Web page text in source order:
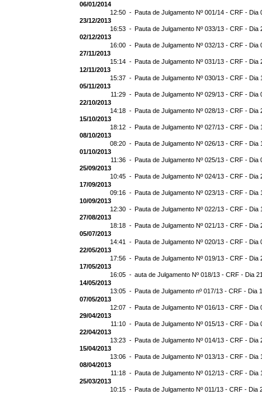
06/01/2014
12:50 - Pauta de Julgamento Nº 001/14 - CRF - Dia
23/12/2013
16:53 - Pauta de Julgamento Nº 033/13 - CRF - Dia
02/12/2013
16:00 - Pauta de Julgamento Nº 032/13 - CRF - Dia
27/11/2013
15:14 - Pauta de Julgamento Nº 031/13 - CRF - Dia
12/11/2013
15:37 - Pauta de Julgamento Nº 030/13 - CRF - Dia
05/11/2013
11:29 - Pauta de Julgamento Nº 029/13 - CRF - Dia
22/10/2013
14:18 - Pauta de Julgamento Nº 028/13 - CRF - Dia
15/10/2013
18:12 - Pauta de Julgamento Nº 027/13 - CRF - Dia
08/10/2013
08:20 - Pauta de Julgamento Nº 026/13 - CRF - Dia
01/10/2013
11:36 - Pauta de Julgamento Nº 025/13 - CRF - Dia
25/09/2013
10:45 - Pauta de Julgamento Nº 024/13 - CRF - Dia
17/09/2013
09:16 - Pauta de Julgamento Nº 023/13 - CRF - Dia
10/09/2013
12:30 - Pauta de Julgamento Nº 022/13 - CRF - Dia
27/08/2013
18:18 - Pauta de Julgamento Nº 021/13 - CRF - Dia
05/07/2013
14:41 - Pauta de Julgamento Nº 020/13 - CRF - Dia
22/05/2013
17:56 - Pauta de Julgamento Nº 019/13 - CRF - Dia
17/05/2013
16:05 - auta de Julgamento Nº 018/13 - CRF - Dia
14/05/2013
13:05 - Pauta de Julgamento nº 017/13 - CRF - Dia
07/05/2013
12:07 - Pauta de Julgamento Nº 016/13 - CRF - Dia
29/04/2013
11:10 - Pauta de Julgamento Nº 015/13 - CRF - Dia
22/04/2013
13:23 - Pauta de Julgamento Nº 014/13 - CRF - Dia
15/04/2013
13:06 - Pauta de Julgamento Nº 013/13 - CRF - Dia
08/04/2013
11:18 - Pauta de Julgamento Nº 012/13 - CRF - Dia
25/03/2013
10:15 - Pauta de Julgamento Nº 011/13 - CRF - Dia